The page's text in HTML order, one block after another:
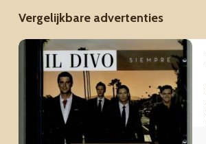
Vergelijkbare advertenties